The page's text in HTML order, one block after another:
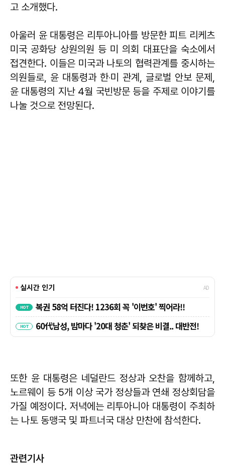
고 소개했다.
아울러 윤 대통령은 리투아니아를 방문한 피트 리케츠
미국 공화당 상원의원 등 미 의회 대표단을 숙소에서
접견한다. 이들은 미국과 나토의 협력관계를 중시하는
의원들로, 윤 대통령과 한‧미 관계, 글로벌 안보 문제,
윤 대통령의 지난 4월 국빈방문 등을 주제로 이야기를
나눌 것으로 전망된다.
또한 윤 대통령은 네덜란드 정상과 오찬을 함께하고,
노르웨이 등 5개 이상 국가 정상들과 연쇄 정상회담을
가질 예정이다. 저녁에는 리투아니아 대통령이 주최하
는 나토 동맹국 및 파트너국 대상 만찬에 참석한다.
관련기사